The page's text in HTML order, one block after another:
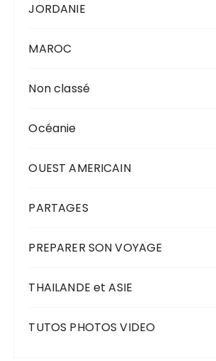
JORDANIE
MAROC
Non classé
Océanie
OUEST AMERICAIN
PARTAGES
PREPARER SON VOYAGE
THAILANDE et ASIE
TUTOS PHOTOS VIDEO